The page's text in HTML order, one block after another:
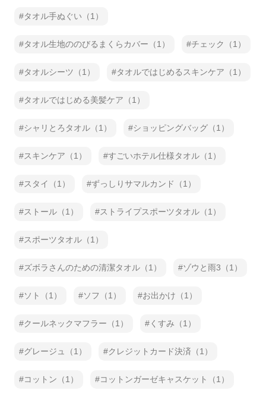
タオル手ぬぐい（1）
タオル生地ののびるまくらカバー（1） チェック（1）
タオルシーツ（1） タオルではじめるスキンケア（1）
タオルではじめる美髪ケア（1）
シャリとろタオル（1） ショッピングバッグ（1）
スキンケア（1） すごいホテル仕様タオル（1）
スタイ（1） ずっしりサマルカンド（1）
ストール（1） ストライプスポーツタオル（1）
スポーツタオル（1）
ズボラさんのための清潔タオル（1） ゾウと雨3（1）
ソト（1） ソフ（1） お出かけ（1）
クールネックマフラー（1） くすみ（1）
グレージュ（1） クレジットカード決済（1）
コットン（1） コットンガーゼキャスケット（1）